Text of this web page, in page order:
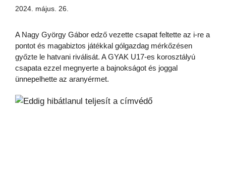
2024. május. 26.
A Nagy György Gábor edző vezette csapat feltette az i-re a
pontot és magabiztos játékkal gólgazdag mérkőzésen
győzte le hatvani riválisát. A GYAK U17-es korosztályú
csapata ezzel megnyerte a bajnokságot és joggal
ünnepelhette az aranyérmet.